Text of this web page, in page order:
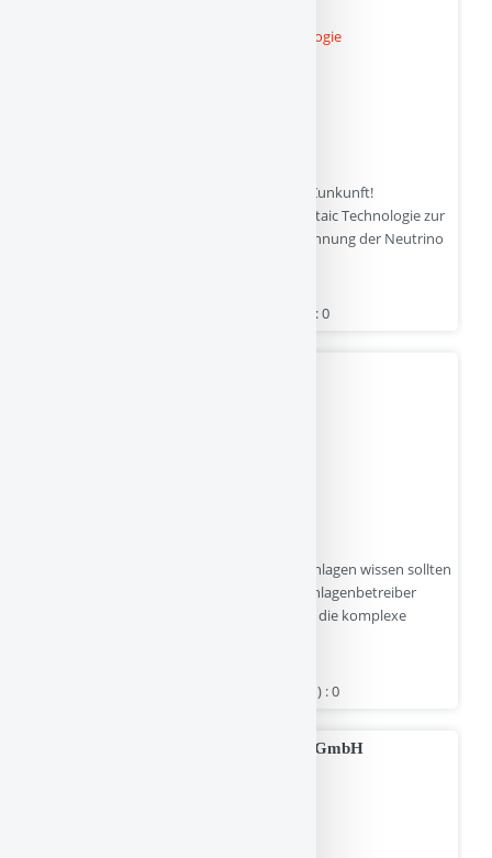
NeutrinoVoltaic - die saubere Energie der Zunkunft!
Informationen über die neue Neutrino Voltaic Technologie zur
sauberen und CO2-Neutralen Energiegewinnung der Neutrino
neutrinovoltaic.com | Hits : 4 | Stimme(n) : 0
Das Fachbuch Was Sie über Photovoltaik­anlagen wissen sollten
soll dem Neueinsteiger und zukünftigen Anlagenbetreiber
einen Einstieg und berblick vermitteln und die komplexe
buch-photovoltaik.de | Hits : 0 | Stimme(n) : 0
Styrporboxen - OHLRO Hartschaum GmbH